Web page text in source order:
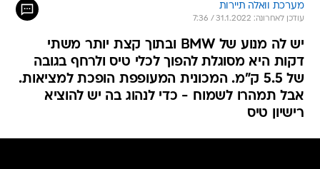
מערכת וואלה תיירות
עודכן לאחרונה: 31.1.2022 / 7:36
יש לה מנוע של BMW ובתוך קצת יותר משתי
דקות היא מסוגלת להפוך לכלי טיס ולרחף בגובה
של 5.5 ק"מ. המכונית המעופפת הופכת למציאות.
אבל תמהרו לשמוח - כדי לנהוג בה יש להוציא
רישיון טיס